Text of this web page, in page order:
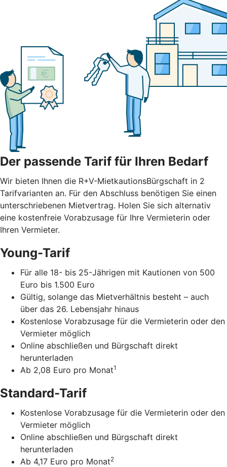
Der passende Tarif für Ihren Bedarf
Wir bieten Ihnen die R+V-MietkautionsBürgschaft in 2
Tarifvarianten an. Für den Abschluss benötigen Sie einen
unterschriebenen Mietvertrag. Holen Sie sich alternativ
eine kostenfreie Vorabzusage für Ihre Vermieterin oder
Ihren Vermieter.
Young-Tarif
Für alle 18- bis 25-Jährigen mit Kautionen von 500
Euro bis 1.500 Euro
Gültig, solange das Mietverhältnis besteht – auch
über das 26. Lebensjahr hinaus
Kostenlose Vorabzusage für die Vermieterin oder den
Vermieter möglich
Online abschließen und Bürgschaft direkt
herunterladen
Ab 2,08 Euro pro Monat1
Standard-Tarif
Kostenlose Vorabzusage für die Vermieterin oder den
Vermieter möglich
Online abschließen und Bürgschaft direkt
herunterladen
Ab 4,17 Euro pro Monat2